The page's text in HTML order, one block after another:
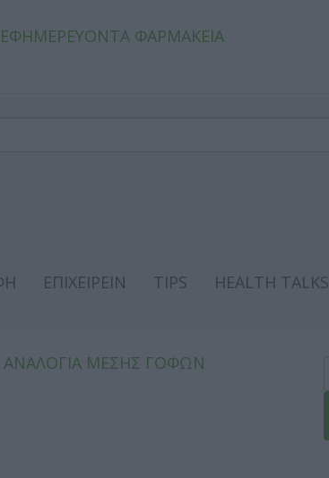
ΕΦΗΜΕΡΕΥΟΝΤΑ ΦΑΡΜΑΚΕΙΑ
ΕΠΙΧΕΙΡΕΙΝ TIPS
HEALTH TALKS
ΑΝΑΛΟΓΙΑ ΜΕΣΗΣ ΓΟΦΩΝ